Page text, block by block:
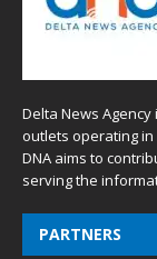
Delta News
outlets operating
DNA aims to
serving the
PARTNERS